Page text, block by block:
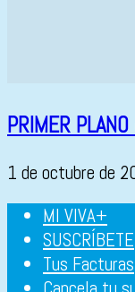
PRIMER
1 de octubre de
MI VIVA+
SUSCRÍBETE
Tus Facturas